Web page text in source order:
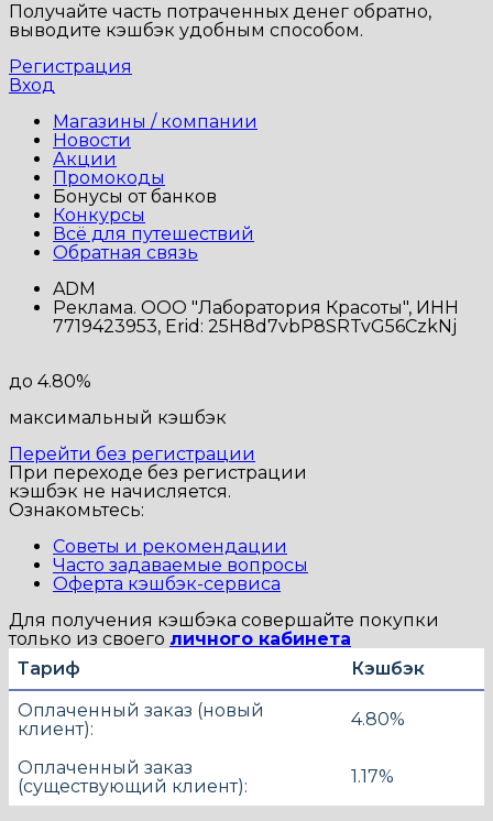
Получайте часть потраченных денег обратно,
выводите кэшбэк удобным способом.
Регистрация
Вход
Магазины / компании
Новости
Акции
Промокоды
Бонусы от банков
Конкурсы
Всё для путешествий
Обратная связь
ADM
Реклама. ООО "Лаборатория Красоты", ИНН
7719423953, Erid: 25H8d7vbP8SRTvG56CzkNj
до 4.80%
максимальный кэшбэк
Перейти без регистрации
При переходе без регистрации
кэшбэк не начисляется.
Ознакомьтесь:
Советы и рекомендации
Часто задаваемые вопросы
Оферта кэшбэк-сервиса
Для получения кэшбэка совершайте покупки
только из своего личного кабинета
Тариф
Кэшбэк
Оплаченный заказ (новый
клиент):
4.80%
Оплаченный заказ
(существующий клиент):
1.17%